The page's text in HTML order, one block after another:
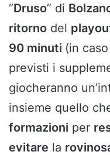
“Druso” di
ritorno del
90 minuti (in
previsti i
giocheranno
insieme quello
formazioni per
evitare la